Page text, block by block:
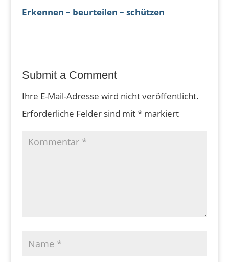
Erkennen – beurteilen – schützen
Submit a Comment
Ihre E-Mail-Adresse wird nicht veröffentlicht.
Erforderliche Felder sind mit*markiert